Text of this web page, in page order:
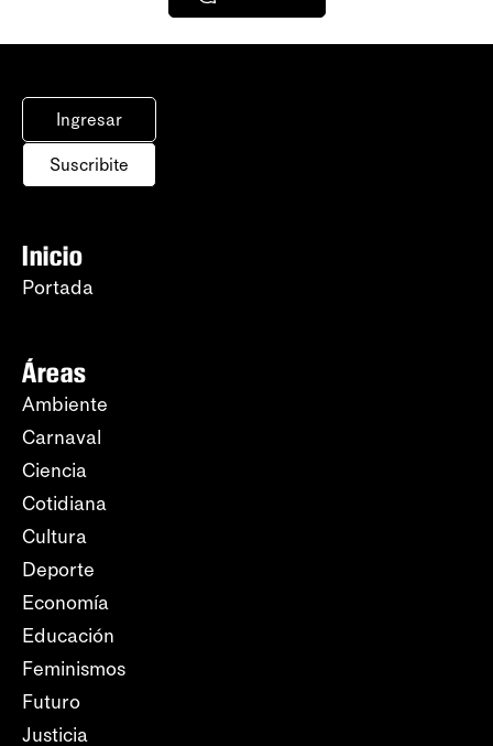
Ingresar
Suscribite
Inicio
Portada
Áreas
Ambiente
Carnaval
Ciencia
Cotidiana
Cultura
Deporte
Economía
Educación
Feminismos
Futuro
Justicia